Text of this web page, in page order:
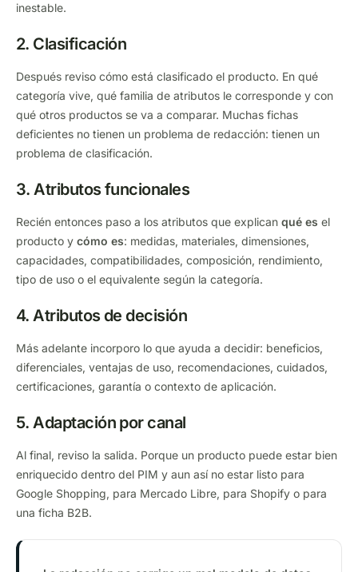
inestable.
2. Clasificación
Después reviso cómo está clasificado el producto. En qué
categoría vive, qué familia de atributos le corresponde y con
qué otros productos se va a comparar. Muchas fichas
deficientes no tienen un problema de redacción: tienen un
problema de clasificación.
3. Atributos funcionales
Recién entonces paso a los atributos que explican qué es el
producto y cómo es: medidas, materiales, dimensiones,
capacidades, compatibilidades, composición, rendimiento,
tipo de uso o el equivalente según la categoría.
4. Atributos de decisión
Más adelante incorporo lo que ayuda a decidir: beneficios,
diferenciales, ventajas de uso, recomendaciones, cuidados,
certificaciones, garantía o contexto de aplicación.
5. Adaptación por canal
Al final, reviso la salida. Porque un producto puede estar bien
enriquecido dentro del PIM y aun así no estar listo para
Google Shopping, para Mercado Libre, para Shopify o para
una ficha B2B.